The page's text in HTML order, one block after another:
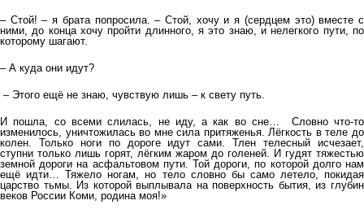
– Стой! – я брата попросила. – Стой, хочу и я (сердцем это) вместе с
ними, до конца хочу пройти длинного, я это знаю, и нелегкого пути, по
которому шагают.
– А куда они идут?
– Этого ещё не знаю, чувствую лишь – к свету путь.
И пошла, со всеми слилась, не иду, а как во сне… Словно что-то
изменилось, уничтожилась во мне сила притяженья. Лёгкость в теле до
колен. Только ноги по дороге идут сами. Тлен телесный исчезает,
ступни только лишь горят, лёгким жаром до голеней. И гудят тяжестью
земной дороги на асфальтовом пути. Той дороги, по которой долго нам
ещё идти… Тяжело ногам, но тело словно бы само летело, покидая
царство тьмы. Из которой выплывала на поверхность бытия, из глубин
веков России Коми, родина моя!»